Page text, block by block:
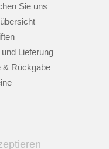
Sie uns
Lieferung
& Rückgabe